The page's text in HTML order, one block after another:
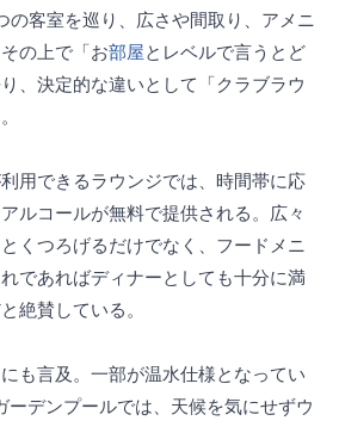
の客室を巡り、広さや間取り、アメニ
の上で「お部屋とレベルで言うとど
、決定的な違いとして「クラブラウ
用できるラウンジでは、時間帯に応
ルコールが無料で提供される。広々
くつろげるだけでなく、フードメニ
であればディナーとしても十分に満
絶賛している。
も言及。一部が温水仕様となってい
ーデンプールでは、天候を気にせずウ